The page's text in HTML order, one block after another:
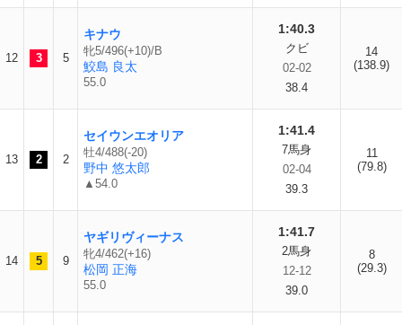
12 3 5
キナウ
牝5/496(+10)/B
鮫島 良太
55.0
1:40.3
クビ
02-02
38.4
14
(138.9)
13 2 2
セイウンエオリア
牡4/488(-20)
野中 悠太郎
▲54.0
1:41.4
7馬身
02-04
39.3
11
(79.8)
14 5 9
ヤギリヴィーナス
牝4/462(+16)
松岡 正海
55.0
1:41.7
2馬身
12-12
39.0
8
(29.3)